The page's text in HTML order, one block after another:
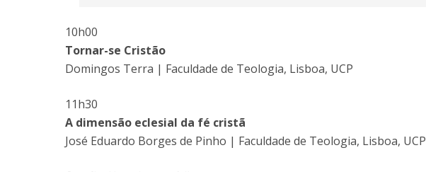
10h00
Tornar-se Cristão
Domingos Terra | Faculdade de Teologia, Lisboa, UCP
11h30
A dimensão eclesial da fé cristã
José Eduardo Borges de Pinho | Faculdade de Teologia, Lisboa, UCP